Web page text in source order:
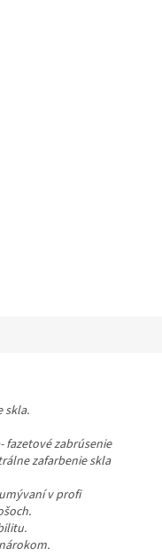
skla.
fazetové zabrúsenie
zafarbenie skla
v profi